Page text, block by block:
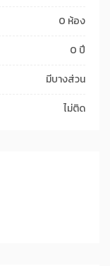
0 ห้อง
0 ปี
มีบางส่วน
ไม่ติด